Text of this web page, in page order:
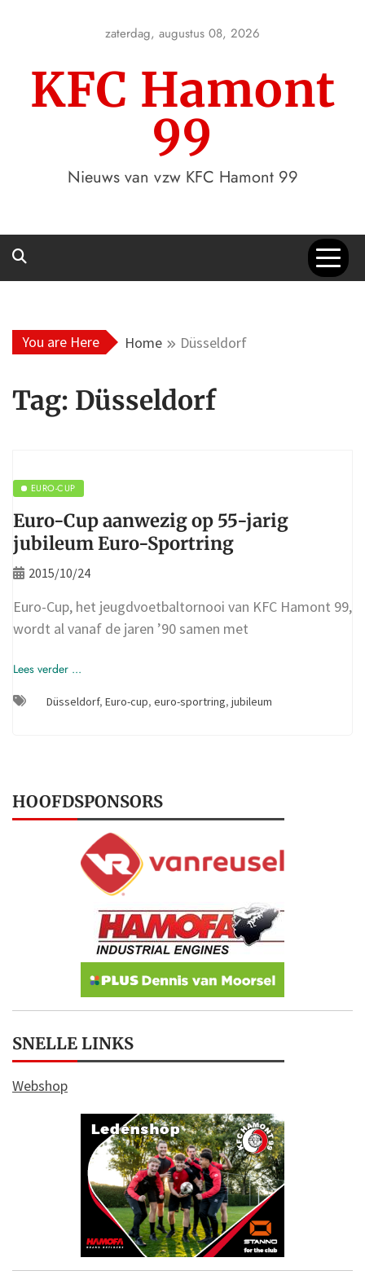
zaterdag, augustus 08, 2026
KFC Hamont
99
Nieuws van vzw KFC Hamont 99
You are Here Home Düsseldorf
Tag: Düsseldorf
EURO-CUP
Euro-Cup aanwezig op 55-jarig
jubileum Euro-Sportring
2015/10/24
Euro-Cup, het jeugdvoetbaltornooi van KFC Hamont 99,
wordt al vanaf de jaren ’90 samen met
Lees verder ...
Düsseldorf, Euro-cup, euro-sportring, jubileum
HOOFDSPONSORS
SNELLE LINKS
Webshop